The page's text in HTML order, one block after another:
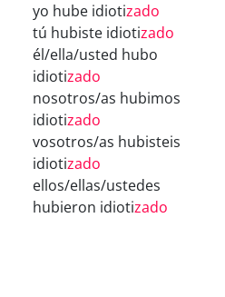
yo hube idiotizado
tú hubiste idiotizado
él/ella/usted hubo
idiotizado
nosotros/as hubimos
idiotizado
vosotros/as hubisteis
idiotizado
ellos/ellas/ustedes
hubieron idiotizado